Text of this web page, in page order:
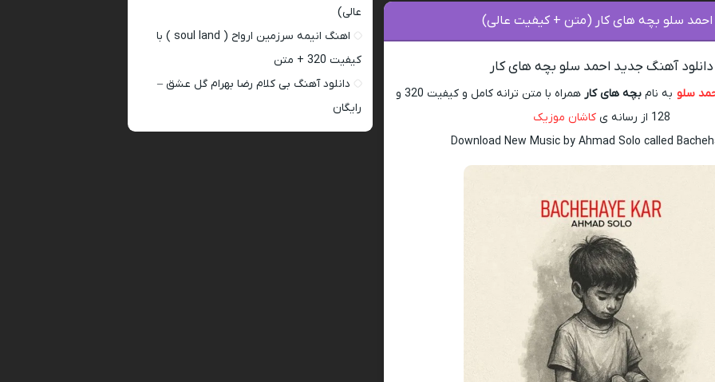
احمد سلو بچه های کار (متن + کیفیت عالی)
دانلود آهنگ جدید احمد سلو بچه های کار
سلو به نامبچه های کار
همراه با متن ترانه کامل و کیفیت 320 و
128 از رسانه ی
کاشان موزیک
Download New Music by Ahmad Solo called
عالی)
اهنگ انیمه سرزمین ارواح ( soul land ) با
کیفیت 320 + متن
دانلود آهنگ بی کلام رضا بهرام گل عشق –
رایگان